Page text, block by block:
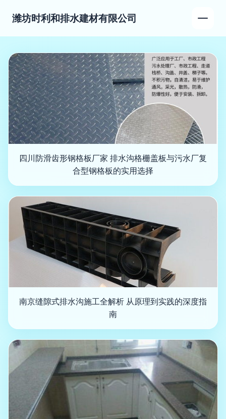
潍坊时利和排水建材有限公司
四川防滑齿形钢格板厂家 排水沟格栅盖板与污水厂复
合型钢格板的实用选择
南京缝隙式排水沟施工全解析 从原理到实践的深度指
南